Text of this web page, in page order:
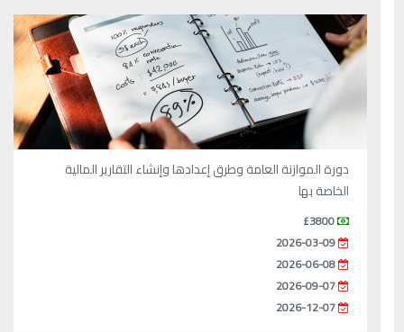
دورة الموازنة العامة وطرق إعدادها وإنشاء التقارير المالية
الخاصة بها
£3800
2026-03-09
2026-06-08
2026-09-07
2026-12-07